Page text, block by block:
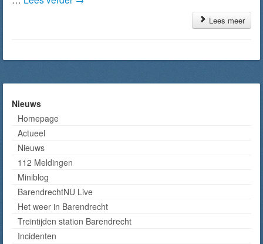
Lees meer
Nieuws
Homepage
Actueel
Nieuws
112 Meldingen
Miniblog
BarendrechtNU Live
Het weer in Barendrecht
Treintijden station Barendrecht
Incidenten